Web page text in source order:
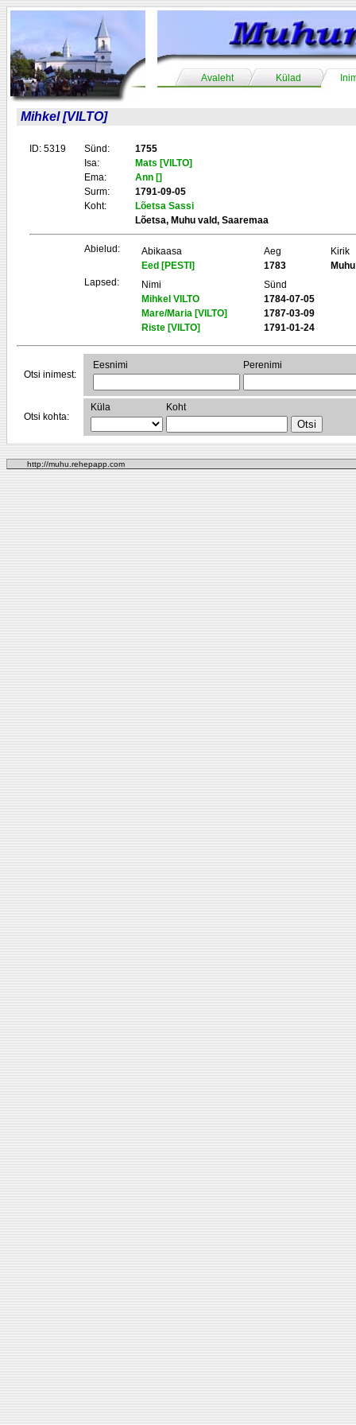
Avaleht Külad
Mihkel [VILTO]
ID: 5319 Sünd:
1755
Isa:
Mats [VILTO]
Ema:
Ann []
Surm:
1791-09-05
Koht:
Lõetsa Sassi
Lõetsa, Muhu vald, Saaremaa
Abielud: Abikaasa Aeg
Kirik
Eed [PESTI]
1783
Muhu
Lapsed:
Nimi
Sünd
Mihkel VILTO
1784-07-05
Mare/Maria [VILTO]
1787-03-09
Riste [VILTO]
1791-01-24
Otsi inimest:
Eesnimi Perenimi
Otsi kohta:
Küla Koht
http://muhu.rehepapp.com